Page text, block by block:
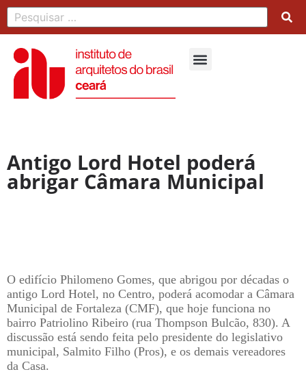
Antigo Lord Hotel poderá
abrigar Câmara Municipal
O edifício Philomeno Gomes, que abrigou por décadas o
antigo Lord Hotel, no Centro, poderá acomodar a Câmara
Municipal de Fortaleza (CMF), que hoje funciona no
bairro Patriolino Ribeiro (rua Thompson Bulcão, 830). A
discussão está sendo feita pelo presidente do legislativo
municipal, Salmito Filho (Pros), e os demais vereadores
da Casa.